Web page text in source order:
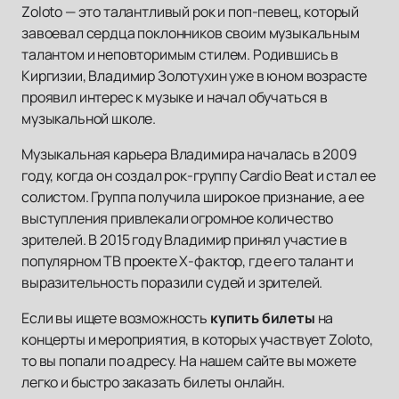
Zoloto — это талантливый рок и поп-певец, который
завоевал сердца поклонников своим музыкальным
талантом и неповторимым стилем. Родившись в
Киргизии, Владимир Золотухин уже в юном возрасте
проявил интерес к музыке и начал обучаться в
музыкальной школе.
Музыкальная карьера Владимира началась в 2009
году, когда он создал рок-группу Cardio Beat и стал ее
солистом. Группа получила широкое признание, а ее
выступления привлекали огромное количество
зрителей. В 2015 году Владимир принял участие в
популярном ТВ проекте Х-фактор, где его талант и
выразительность поразили судей и зрителей.
Если вы ищете возможность купить билеты на
концерты и мероприятия, в которых участвует Zoloto,
то вы попали по адресу. На нашем сайте вы можете
легко и быстро заказать билеты онлайн.